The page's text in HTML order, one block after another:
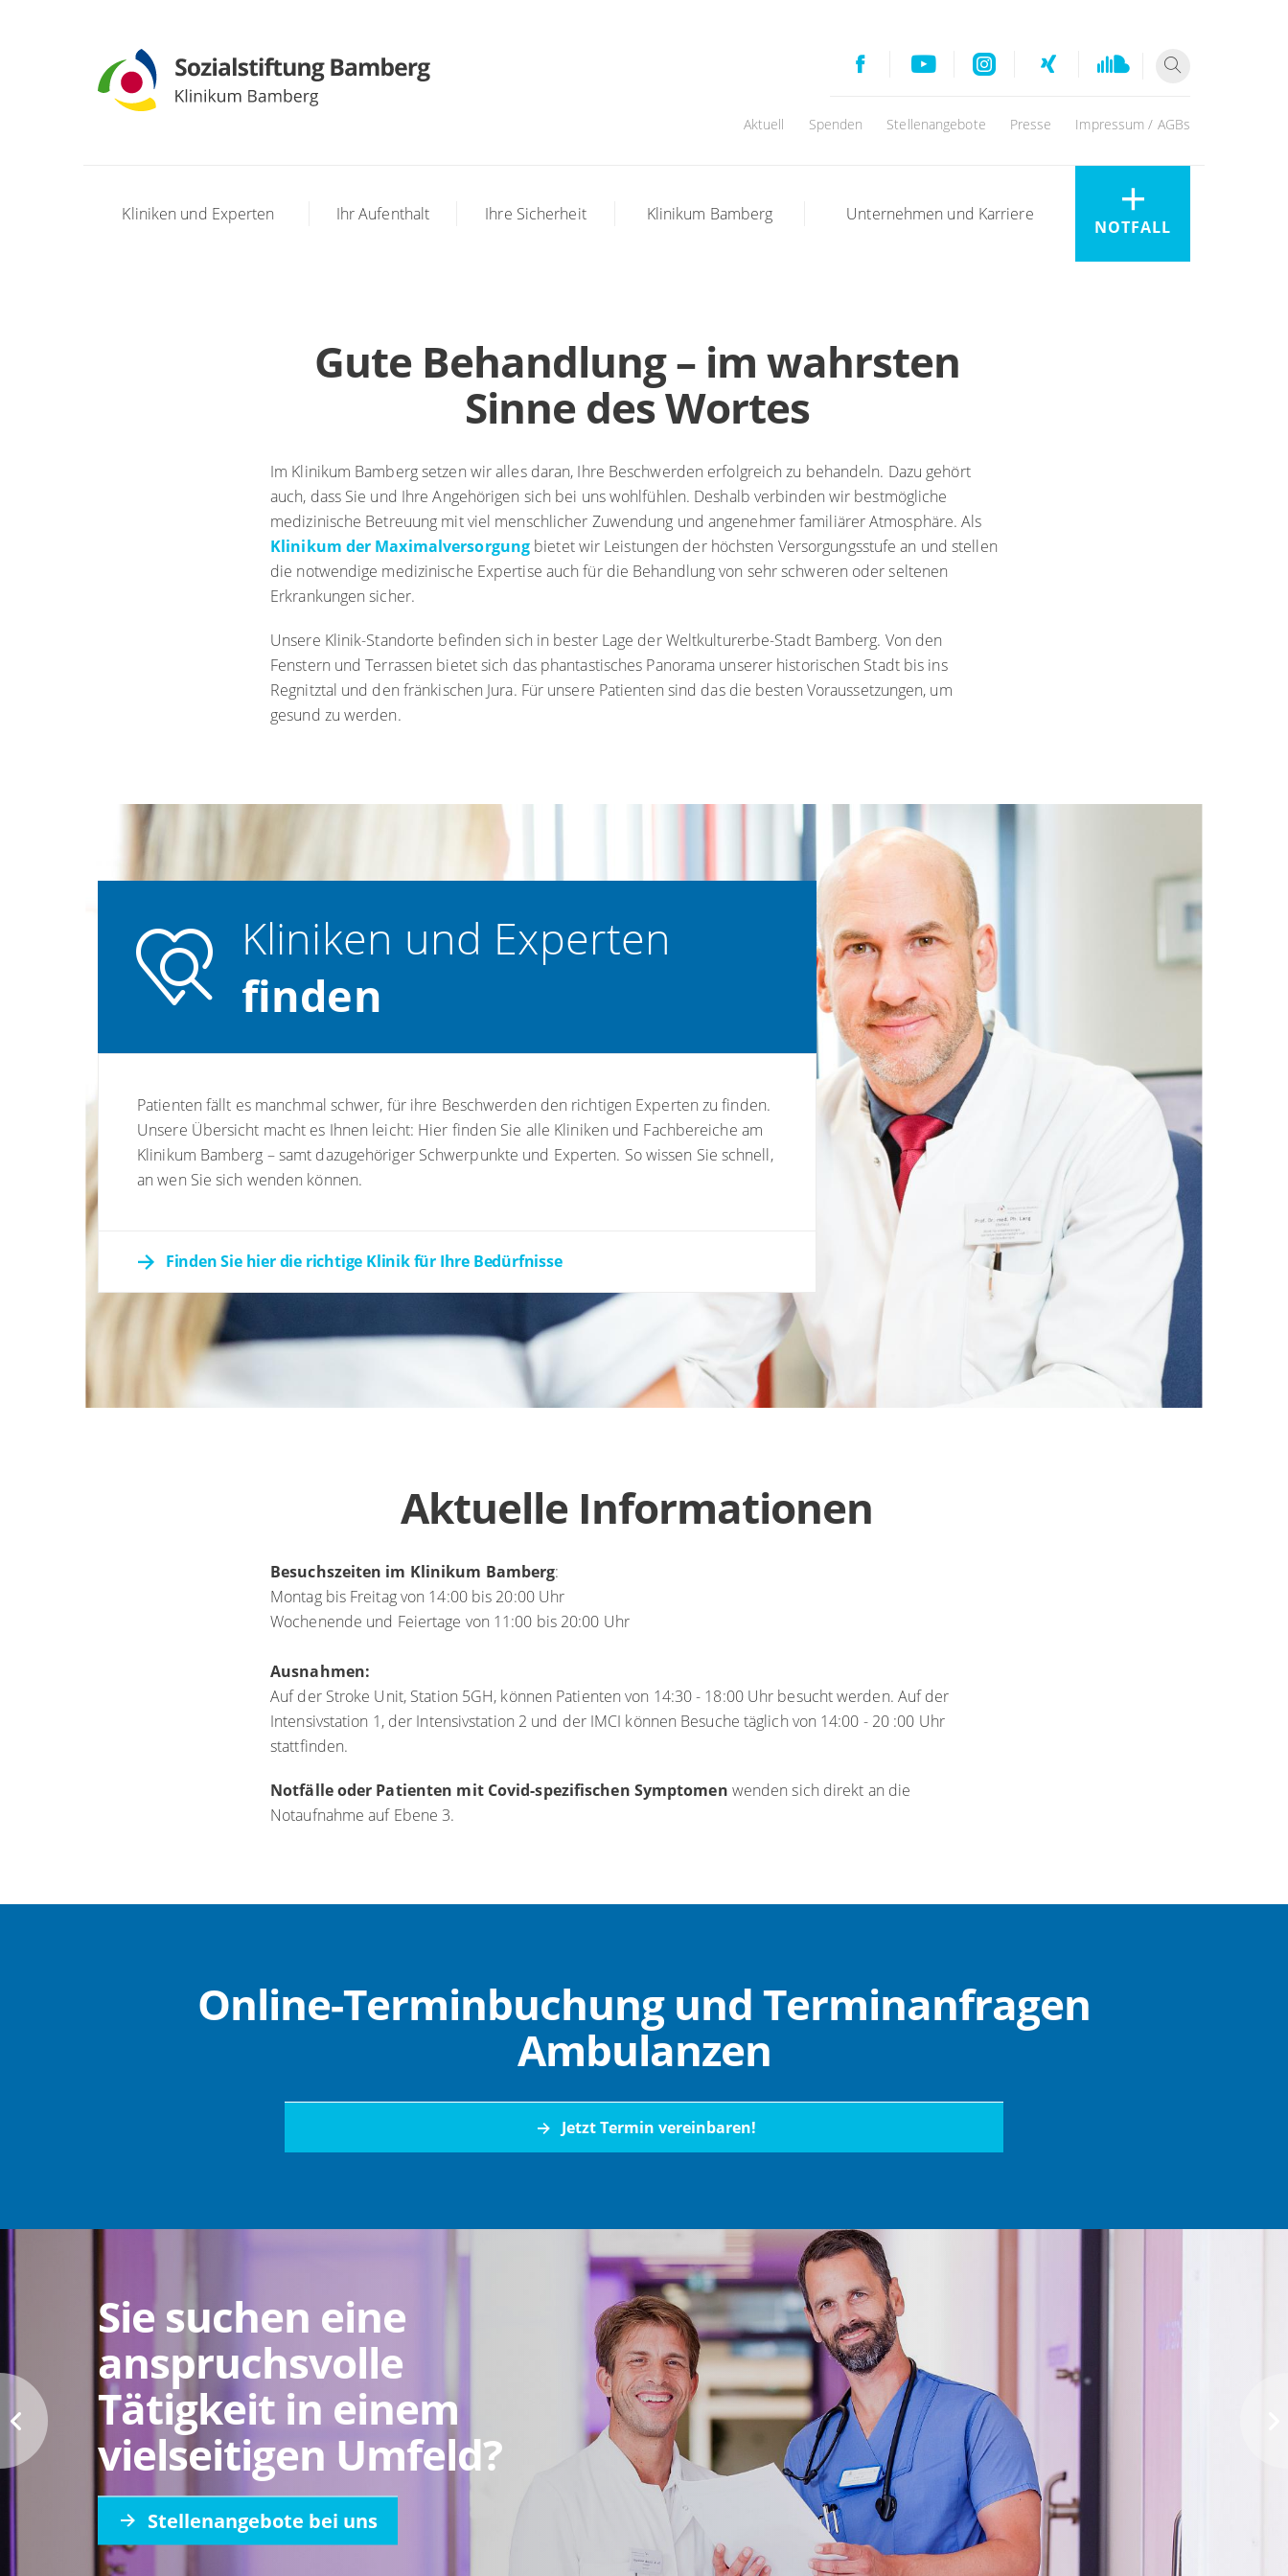
Aktuell Spenden Stellenangebote Presse Impressum / AGBs
Kliniken und Experten Ihr Aufenthalt Ihre Sicherheit Klinikum Bamberg Unternehmen und Karriere
NOTFALL
Gute Behandlung – im wahrsten
Sinne des Wortes
Im Klinikum Bamberg setzen wir alles daran, Ihre Beschwerden erfolgreich zu behandeln. Dazu gehört
auch, dass Sie und Ihre Angehörigen sich bei uns wohlfühlen. Deshalb verbinden wir bestmögliche
medizinische Betreuung mit viel menschlicher Zuwendung und angenehmer familiärer Atmosphäre. Als
Klinikum der Maximalversorgung bietet wir Leistungen der höchsten Versorgungsstufe an und stellen
die notwendige medizinische Expertise auch für die Behandlung von sehr schweren oder seltenen
Erkrankungen sicher.
Unsere Klinik-Standorte befinden sich in bester Lage der Weltkulturerbe-Stadt Bamberg. Von den
Fenstern und Terrassen bietet sich das phantastisches Panorama unserer historischen Stadt bis ins
Regnitztal und den fränkischen Jura. Für unsere Patienten sind das die besten Voraussetzungen, um
gesund zu werden.
Kliniken und Experten
finden
Patienten fällt es manchmal schwer, für ihre Beschwerden den richtigen Experten zu finden.
Unsere Übersicht macht es Ihnen leicht: Hier finden Sie alle Kliniken und Fachbereiche am
Klinikum Bamberg – samt dazugehöriger Schwerpunkte und Experten. So wissen Sie schnell,
an wen Sie sich wenden können.
Finden Sie hier die richtige Klinik für Ihre Bedürfnisse
Aktuelle Informationen
Besuchszeiten im Klinikum Bamberg:
Montag bis Freitag von 14:00 bis 20:00 Uhr
Wochenende und Feiertage von 11:00 bis 20:00 Uhr
Ausnahmen:
Auf der Stroke Unit, Station 5GH, können Patienten von 14:30 - 18:00 Uhr besucht werden. Auf der
Intensivstation 1, der Intensivstation 2 und der IMCI können Besuche täglich von 14:00 - 20 :00 Uhr
stattfinden.
Notfälle oder Patienten mit Covid-spezifischen Symptomen wenden sich direkt an die
Notaufnahme auf Ebene 3.
Online-Terminbuchung und Terminanfragen
Ambulanzen
Jetzt Termin vereinbaren!
Sie suchen eine
anspruchsvolle
Tätigkeit in einem
vielseitigen Umfeld?
Stellenangebote bei uns